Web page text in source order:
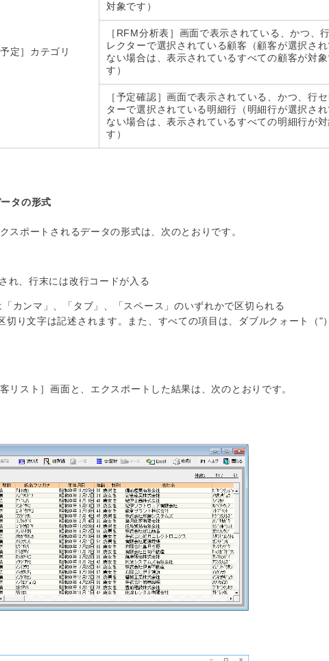
予定］カテゴリ
対象です）
［RFM分析表］画面で表示されている、かつ、
レクターで選択されている顧客（顧客が選択さ
ない場合は、表示されているすべての顧客が対象
す）
［予定確認］画面で表示されている、かつ、行セ
ターで選択されている明細行（明細行が選択さ
ない場合は、表示されているすべての明細行が
す）
タの形式
スポートされるデータの形式は、次のとおりです。
れ、行末には改行コードが入る
カンマ」、「タブ」、「スペース」のいずれかで区切られる
切り文字は記述されます。また、すべての項目は、ダブルクォート（"
リスト］画面と、エクスポートした結果は、次のとおりです。